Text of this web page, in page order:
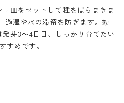
皿をセットして種をばらまきま
過湿や水の滞留を防ぎます。効
芽3～4日目、しっかり育てたい
すめです。